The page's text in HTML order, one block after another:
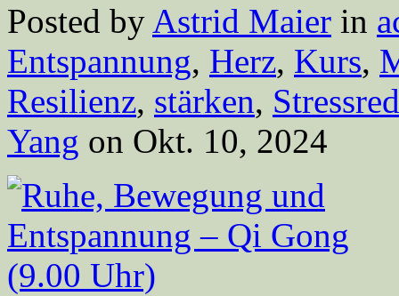
Posted by Astrid Maier in
Entspannung, Herz, Kurs,
Resilienz, stärken,
Yang on Okt. 10, 2024